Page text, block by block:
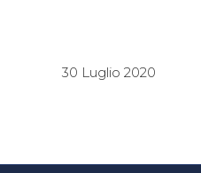
30 Luglio 2020